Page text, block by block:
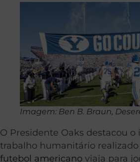
Imagem: Ben B. Braun,
O Presidente Oaks destacou
trabalho humanitário
futebol americano viaja para